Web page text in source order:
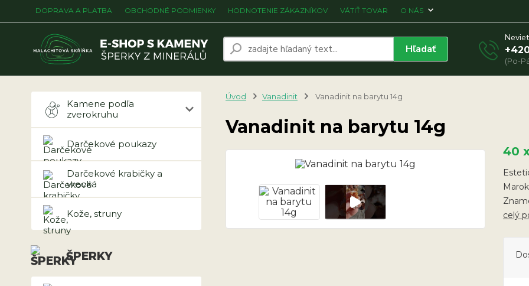
DOPRAVA A PLATBA OBCHODNÉ PODMIENKY HODNOTENIE ZÁKAZNÍKOV VÁTIŤ TOVAR O NÁS
Hľadať
(Po-
Kamene podľa
zverokruhu
Darčekové poukazy
Darčekové krabičky a
vrecká
Kože, struny
ŠPERKY
Úvod Vanadinit Vanadinit na barytu 14g
Vanadinit na barytu 14g
40
celý